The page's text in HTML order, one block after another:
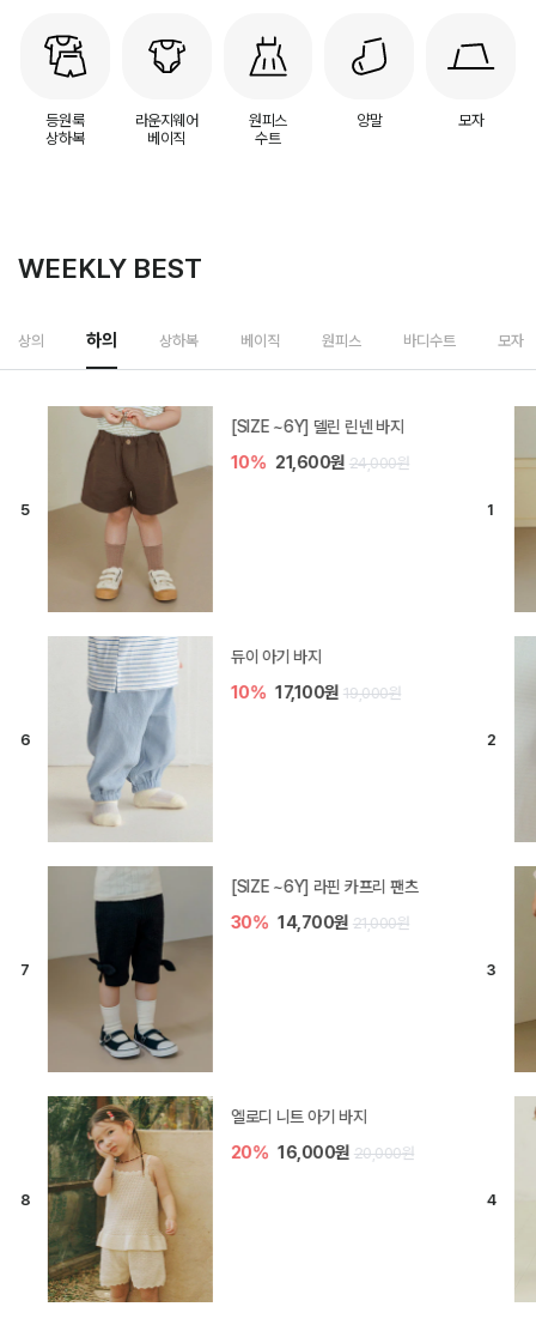
등원룩
상하복
라운지웨어
베이직
원피스
수트
양말 모자
WEEKLY BEST
상의 하의 상하복 베이직 원피스 바디수트 모자
[SIZE ~6Y] 델린 린넨 바지
10% 21,600원 24,000원
듀이 아기 바지
10% 17,100원 19,000원
[SIZE ~6Y] 라핀 카프리 팬츠
30% 14,700원 21,000원
엘로디 니트 아기 바지
20% 16,000원 20,000원